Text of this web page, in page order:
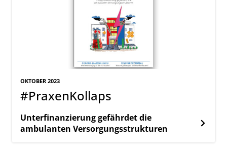
OKTOBER 2023
#PraxenKollaps
Unterfinanzierung gefährdet die
ambulanten Versorgungsstrukturen